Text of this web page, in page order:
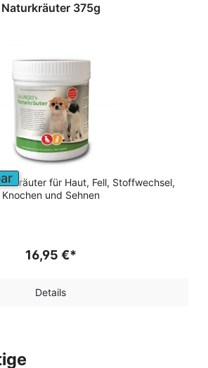
Naturkräuter 375g
für Haut, Fell, Stoffwechsel,
Knochen und Sehnen
16,95 €*
Details